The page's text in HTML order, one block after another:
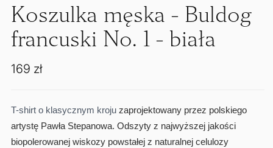
oknie
modalnym
Koszulka męska - Buldog
francuski No. 1 - biała
Cena
169 zł
T-shirt o klasycznym krojuzaprojektowany przez polskiego
artystę Pawła Stepanowa. Odszyty z najwyższej jakości
biopolerowanej wiskozy powstałej z naturalnej celulozy